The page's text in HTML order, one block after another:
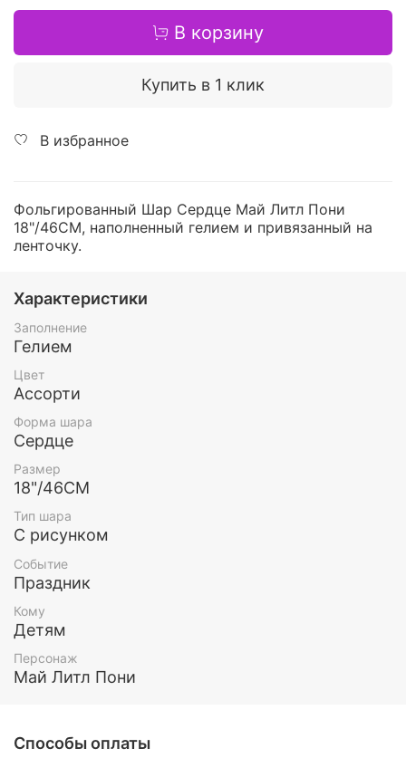
В корзину
Купить в 1 клик
В избранное
Фольгированный Шар Сердце Май Литл Пони
18"/46СМ, наполненный гелием и привязанный на
ленточку.
Характеристики
Заполнение
Гелием
Цвет
Ассорти
Форма шара
Сердце
Размер
18"/46СМ
Тип шара
С рисунком
Событие
Праздник
Кому
Детям
Персонаж
Май Литл Пони
Способы оплаты